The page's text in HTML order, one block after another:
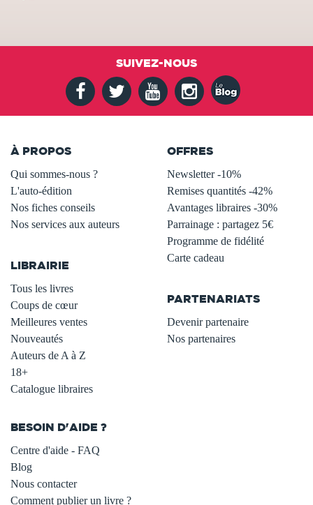
SUIVEZ-NOUS
À PROPOS
Qui sommes-nous ?
L'auto-édition
Nos fiches conseils
Nos services aux auteurs
LIBRAIRIE
Tous les livres
Coups de cœur
Meilleures ventes
Nouveautés
Auteurs de A à Z
18+
Catalogue libraires
OFFRES
Newsletter -10%
Remises quantités -42%
Avantages libraires -30%
Parrainage : partagez 5€
Programme de fidélité
Carte cadeau
PARTENARIATS
Devenir partenaire
Nos partenaires
BESOIN D'AIDE ?
Centre d'aide - FAQ
Blog
Nous contacter
Comment publier un livre ?